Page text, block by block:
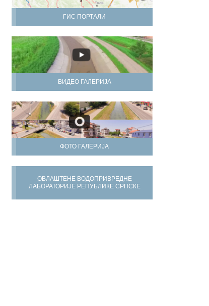
ГИС ПОРТАЛИ
ВИДЕО ГАЛЕРИЈА
ФОТО ГАЛЕРИЈА
ОВЛАШТЕНЕ ВОДОПРИВРЕДНЕ
ЛАБОРАТОРИЈЕ РЕПУБЛИКЕ СРПСКЕ